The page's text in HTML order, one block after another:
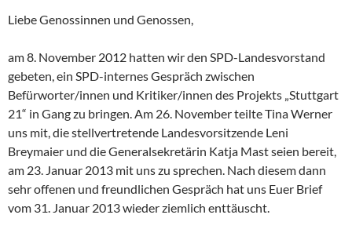
Liebe Genossinnen und Genossen,
am 8. November 2012 hatten wir den SPD-Landesvorstand
gebeten, ein SPD-internes Gespräch zwischen
Befürworter/innen und Kritiker/innen des Projekts „Stuttgart
21“ in Gang zu bringen. Am 26. November teilte Tina Werner
uns mit, die stellvertretende Landesvorsitzende Leni
Breymaier und die Generalsekretärin Katja Mast seien bereit,
am 23. Januar 2013 mit uns zu sprechen. Nach diesem dann
sehr offenen und freundlichen Gespräch hat uns Euer Brief
vom 31. Januar 2013 wieder ziemlich enttäuscht.